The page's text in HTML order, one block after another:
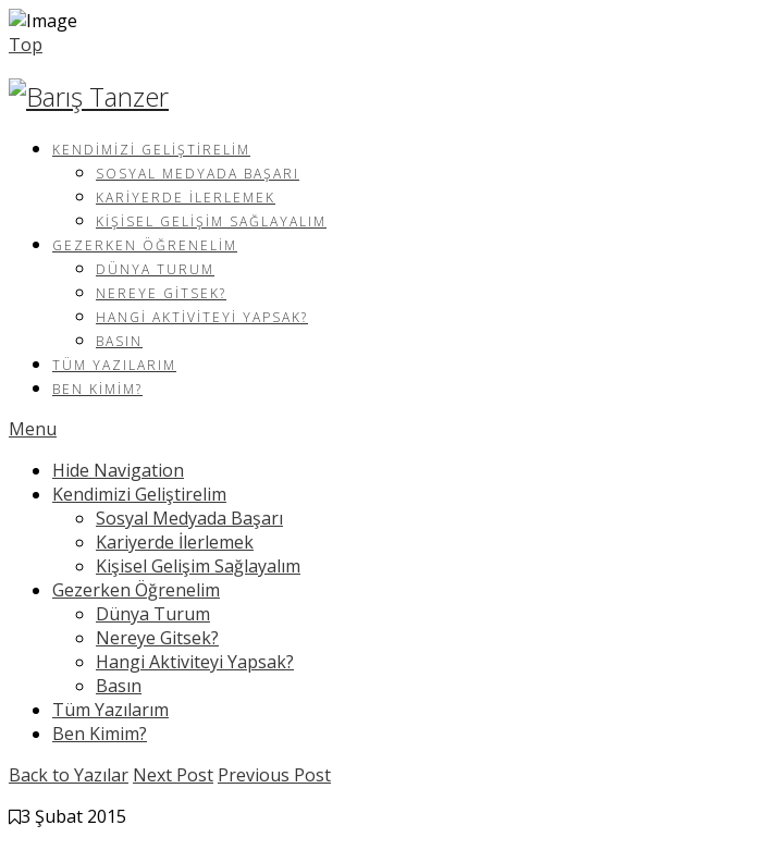
Top
KENDIMIZI GELIŞTIRELIM
SOSYAL MEDYADA BAŞARI
KARIYERDE İLERLEMEK
KIŞISEL GELIŞIM SAĞLAYALIM
GEZERKEN ÖĞRENELIM
DÜNYA TURUM
NEREYE GITSEK?
HANGI AKTIVITEYI YAPSAK?
BASIN
TÜM YAZILARIM
BEN KIMIM?
Menu
Hide Navigation
Kendimizi Geliştirelim
Sosyal Medyada Başarı
Kariyerde İlerlemek
Kişisel Gelişim Sağlayalım
Gezerken Öğrenelim
Dünya Turum
Nereye Gitsek?
Hangi Aktiviteyi Yapsak?
Basın
Tüm Yazılarım
Ben Kimim?
Back to Yazılar Next Post Previous Post
3 Şubat 2015